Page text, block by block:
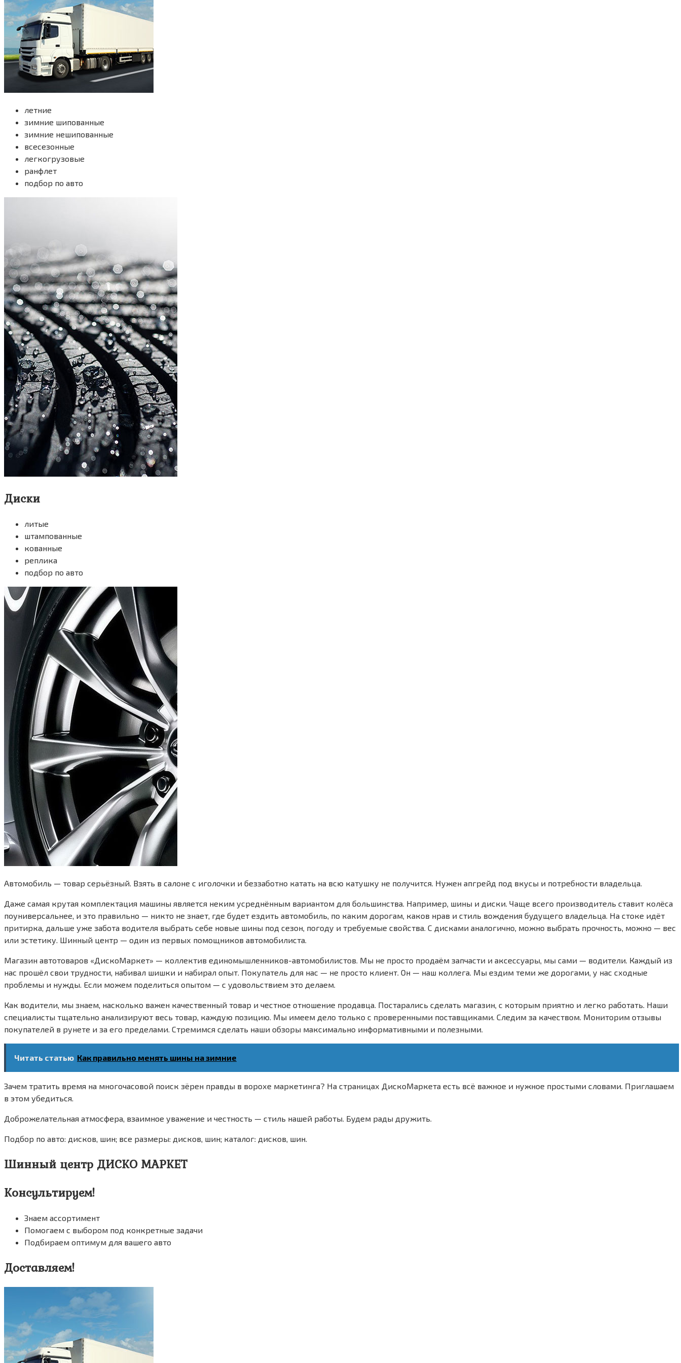
летние
зимние шипованные
зимние нешипованные
всесезонные
легкогрузовые
ранфлет
подбор по авто
Диски
литые
штампованные
кованные
реплика
подбор по авто
Автомобиль — товар серьёзный. Взять в салоне с иголочки и беззаботно катать на всю катушку не получится. Нужен апгрейд под вкусы и потребности владельца.
Даже самая крутая комплектация машины является неким усреднённым вариантом для большинства. Например, шины и диски. Чаще всего производитель ставит колёса
поуниверсальнее, и это правильно — никто не знает, где будет ездить автомобиль, по каким дорогам, каков нрав и стиль вождения будущего владельца. На стоке идёт
притирка, дальше уже забота водителя выбрать себе новые шины под сезон, погоду и требуемые свойства. С дисками аналогично, можно выбрать прочность, можно — вес
или эстетику. Шинный центр — один из первых помощников автомобилиста.
Магазин автотоваров «ДискоМаркет» — коллектив единомышленников-автомобилистов. Мы не просто продаём запчасти и аксессуары, мы сами — водители. Каждый из
нас прошёл свои трудности, набивал шишки и набирал опыт. Покупатель для нас — не просто клиент. Он — наш коллега. Мы ездим теми же дорогами, у нас сходные
проблемы и нужды. Если можем поделиться опытом — с удовольствием это делаем.
Как водители, мы знаем, насколько важен качественный товар и честное отношение продавца. Постарались сделать магазин, с которым приятно и легко работать. Наши
специалисты тщательно анализируют весь товар, каждую позицию. Мы имеем дело только с проверенными поставщиками. Следим за качеством. Мониторим отзывы
покупателей в рунете и за его пределами. Стремимся сделать наши обзоры максимально информативными и полезными.
Читать статью Как правильно менять шины на зимние
Зачем тратить время на многочасовой поиск зёрен правды в ворохе маркетинга? На страницах ДискоМаркета есть всё важное и нужное простыми словами. Приглашаем
в этом убедиться.
Доброжелательная атмосфера, взаимное уважение и честность — стиль нашей работы. Будем рады дружить.
Подбор по авто: дисков, шин; все размеры: дисков, шин; каталог: дисков, шин.
Шинный центр ДИСКО МАРКЕТ
Консультируем!
Знаем ассортимент
Помогаем с выбором под конкретные задачи
Подбираем оптимум для вашего авто
Доставляем!